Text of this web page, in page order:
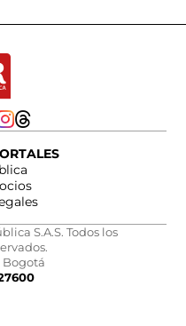
S.A.S. Todos los
Bogotá